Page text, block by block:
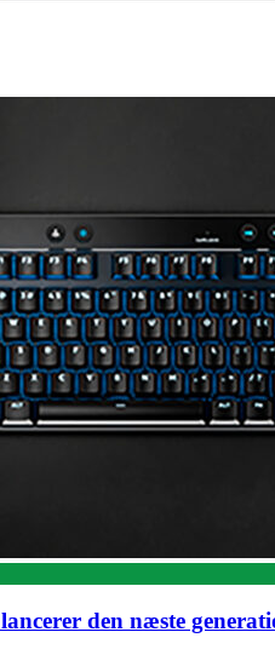
den næste